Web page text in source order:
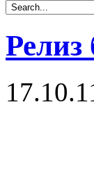
Релиз